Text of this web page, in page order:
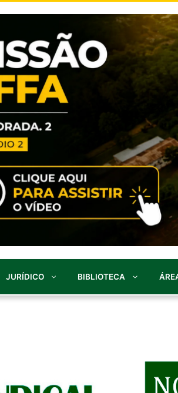
JURÍDICO BIBLIOTECA